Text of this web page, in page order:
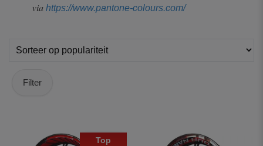
via https://www.pantone-colours.com/
Filter
Top